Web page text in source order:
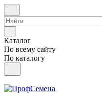
Каталог
По всему сайту
По каталогу